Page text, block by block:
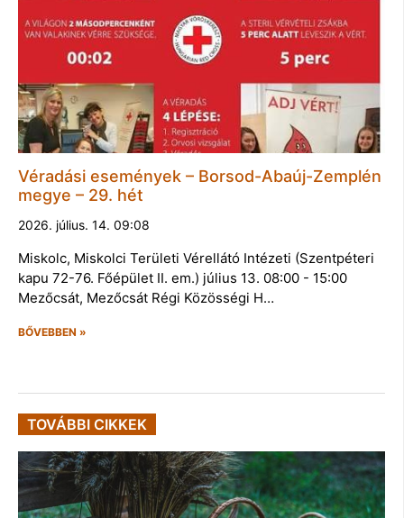
Véradási események – Borsod-Abaúj-Zemplén
megye – 29. hét
2026. július. 14. 09:08
Miskolc, Miskolci Területi Vérellátó Intézeti (Szentpéteri
kapu 72-76. Főépület II. em.) július 13. 08:00 - 15:00
Mezőcsát, Mezőcsát Régi Közösségi H…
BŐVEBBEN »
TOVÁBBI CIKKEK